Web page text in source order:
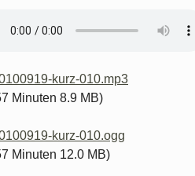
kurz-010.mp3
Minuten 8.9 MB)
kurz-010.ogg
Minuten 12.0 MB)